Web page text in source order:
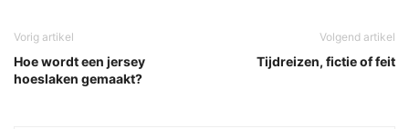
Vorig artikel
Hoe wordt een jersey
hoeslaken gemaakt?
Volgend artikel
Tijdreizen, fictie of feit